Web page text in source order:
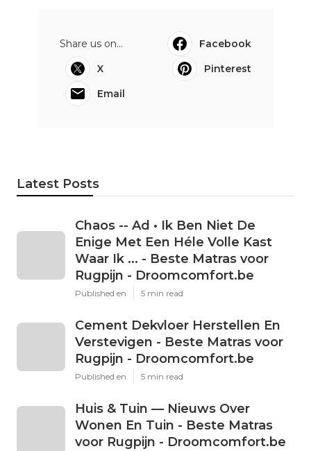
Share us on...
Facebook
X
Pinterest
Email
Latest Posts
Chaos -- Ad • Ik Ben Niet De
Enige Met Een Héle Volle Kast
Waar Ik ... - Beste Matras voor
Rugpijn - Droomcomfort.be
Published en 5 min read
Cement Dekvloer Herstellen En
Verstevigen - Beste Matras voor
Rugpijn - Droomcomfort.be
Published en 5 min read
Huis & Tuin — Nieuws Over
Wonen En Tuin - Beste Matras
voor Rugpijn - Droomcomfort.be